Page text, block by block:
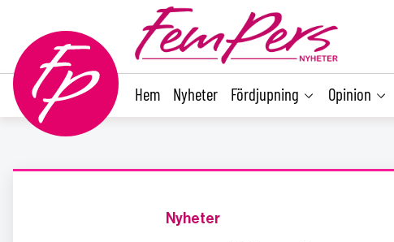
Hem Nyheter Fördjupning Opinion
Nyheter